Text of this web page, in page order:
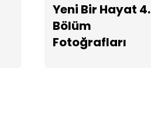
Yeni Bir Hayat 4.
Bölüm
Fotoğrafları